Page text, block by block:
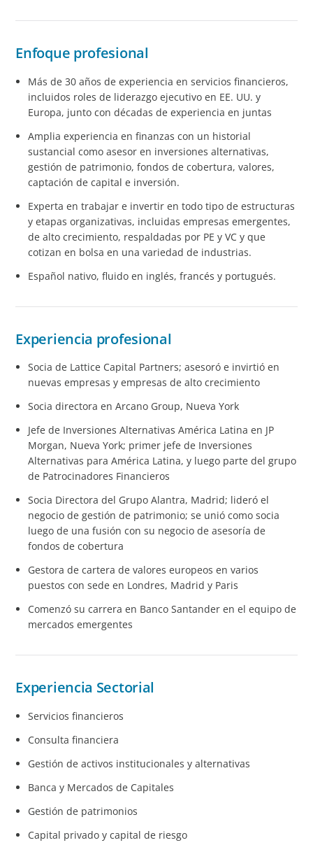
Enfoque profesional
Más de 30 años de experiencia en servicios financieros,
incluidos roles de liderazgo ejecutivo en EE. UU. y
Europa, junto con décadas de experiencia en juntas
Amplia experiencia en finanzas con un historial
sustancial como asesor en inversiones alternativas,
gestión de patrimonio, fondos de cobertura, valores,
captación de capital e inversión.
Experta en trabajar e invertir en todo tipo de estructuras
y etapas organizativas, incluidas empresas emergentes,
de alto crecimiento, respaldadas por PE y VC y que
cotizan en bolsa en una variedad de industrias.
Español nativo, fluido en inglés, francés y portugués.
Experiencia profesional
Socia de Lattice Capital Partners; asesoró e invirtió en
nuevas empresas y empresas de alto crecimiento
Socia directora en Arcano Group, Nueva York
Jefe de Inversiones Alternativas América Latina en JP
Morgan, Nueva York; primer jefe de Inversiones
Alternativas para América Latina, y luego parte del grupo
de Patrocinadores Financieros
Socia Directora del Grupo Alantra, Madrid; lideró el
negocio de gestión de patrimonio; se unió como socia
luego de una fusión con su negocio de asesoría de
fondos de cobertura
Gestora de cartera de valores europeos en varios
puestos con sede en Londres, Madrid y Paris
Comenzó su carrera en Banco Santander en el equipo de
mercados emergentes
Experiencia Sectorial
Servicios financieros
Consulta financiera
Gestión de activos institucionales y alternativas
Banca y Mercados de Capitales
Gestión de patrimonios
Capital privado y capital de riesgo